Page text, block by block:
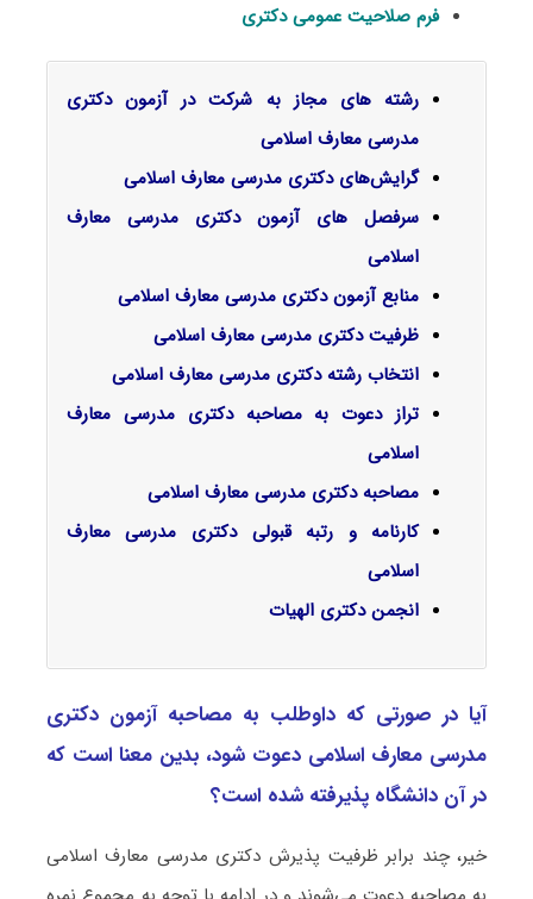
فرم صلاحیت عمومی دکتری
رشته های مجاز به شرکت در آزمون دکتری
مدرسی معارف اسلامی
گرایش‌های دکتری ﻣﺪرسی ﻣﻌﺎرف اﺳﻼمی
سرفصل‌ های آزمون دکتری مدرسی معارف
اسلامی
منابع آزمون دکتری مدرسی معارف اسلامی
ظرفیت دکتری مدرسی معارف اسلامی
انتخاب رشته دکتری مدرسی معارف اسلامی
تراز دعوت به مصاحبه دکتری مدرسی معارف
اسلامی
مصاحبه دکتری مدرسی معارف اسلامی
کارنامه و رتبه قبولی دکتری مدرسی معارف
اسلامی
انجمن دکتری الهیات
آیا در صورتی که داوطلب به مصاحبه آزمون دکتری
ﻣﺪرسی ﻣﻌﺎرف اﺳﻼمی دعوت شود، بدین معنا است که
در آن دانشگاه پذیرفته شده است؟
خیر، چند برابر ظرفیت پذیرش دکتری ﻣﺪرسی ﻣﻌﺎرف اﺳﻼمی